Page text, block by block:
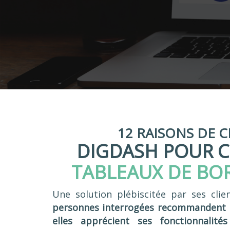
12 RAISONS DE
DIGDASH POUR
TABLEAUX DE
Une solution plébiscitée par ses
personnes interrogées recommandent
elles apprécient ses fonctionnalités